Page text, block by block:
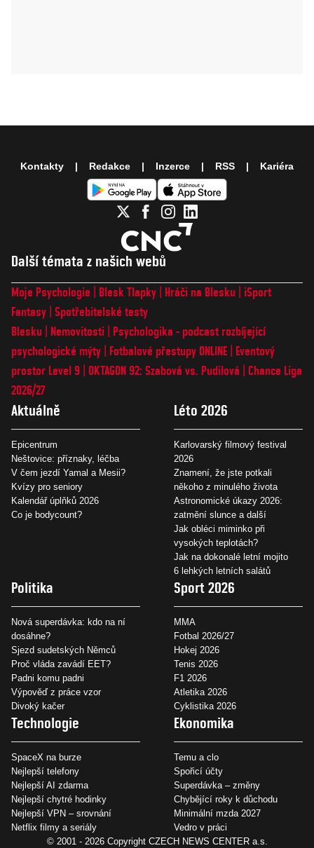
Další témata z našich webů
Moje Psychologie Blesk Tlapky Hráči na Blesku
iSport
Fantasy Spotřebitelské testy
Blesku
Nemovitosti
Psychologika - podcast rozbíjející
psychologické mýty
Fotbalové přestupy ONLINE
Eventový
prostor Level 9 OKTAGON 92: Szabová vs. Pudilová
Chance Liga
2026/27
Aktuálně
Epicentrum
Neštovice: příznaky, léčba
V čem jezdí Yamal a Mesii?
Kvízy pro seniory
Kalendář úplňků 2026
Co je bodycount?
Léto 2026
Karlovarský filmový festival
2026
Znamení, že jste potkali
někoho z minulého života
Astronomické úkazy 2026:
zatmění slunce a další
Jak obléci miminko při
vysokých teplotách?
Jak na dokonalé letní mojito
6 lehkých letních salátů
Politika
Nová superdávka: kdo na ní
dosáhne?
Sjezd sudetských Němců
Proč vláda zavádí EET?
Padni komu padni
Výpověď z práce vzor
Divoký kačer
Sport 2026
MMA
Fotbal 2026/27
Hokej 2026
Tenis 2026
F1 2026
Atletika 2026
Cyklistika 2026
Technologie
SpaceX na burze
Nejlepší telefony
Nejlepší AI zdarma
Nejlepší chytré hodinky
Nejlepší VPN – srovnání
Netflix filmy a seriály
Ekonomika
Temu a clo
Spořicí účty
Superdávka – změny
Chybějící roky k důchodu
Minimální mzda 2027
Vedro v práci
Kontakty Redakce Inzerce RSS Kariéra
© 2001 - 2026 Copyright CZECH NEWS CENTER a.s.